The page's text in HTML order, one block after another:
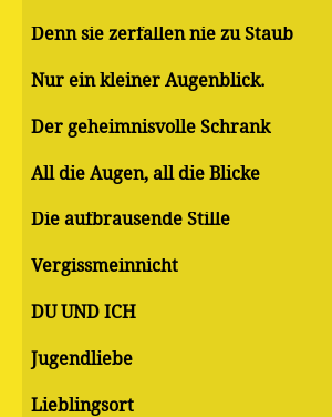
Denn sie zerfallen nie zu Staub
Nur ein kleiner Augenblick.
Der geheimnisvolle Schrank
All die Augen, all die Blicke
Die aufbrausende Stille
Vergissmeinnicht
DU UND ICH
Jugendliebe
Lieblingsort